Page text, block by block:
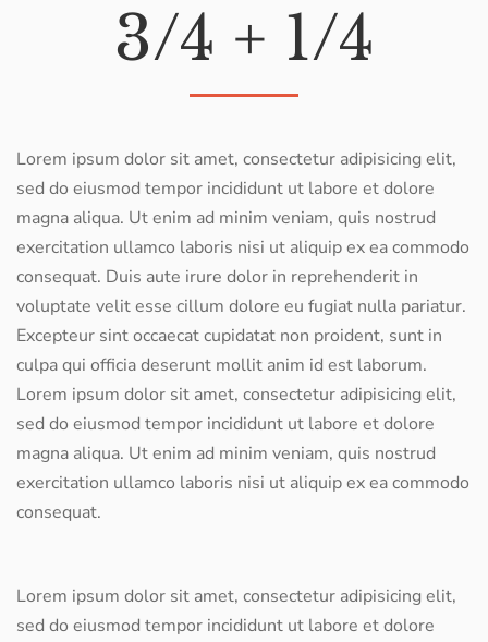
3/4 + 1/4
Lorem ipsum dolor sit amet, consectetur adipisicing elit,
sed do eiusmod tempor incididunt ut labore et dolore
magna aliqua. Ut enim ad minim veniam, quis nostrud
exercitation ullamco laboris nisi ut aliquip ex ea commodo
consequat. Duis aute irure dolor in reprehenderit in
voluptate velit esse cillum dolore eu fugiat nulla pariatur.
Excepteur sint occaecat cupidatat non proident, sunt in
culpa qui officia deserunt mollit anim id est laborum.
Lorem ipsum dolor sit amet, consectetur adipisicing elit,
sed do eiusmod tempor incididunt ut labore et dolore
magna aliqua. Ut enim ad minim veniam, quis nostrud
exercitation ullamco laboris nisi ut aliquip ex ea commodo
consequat.
Lorem ipsum dolor sit amet, consectetur adipisicing elit,
sed do eiusmod tempor incididunt ut labore et dolore